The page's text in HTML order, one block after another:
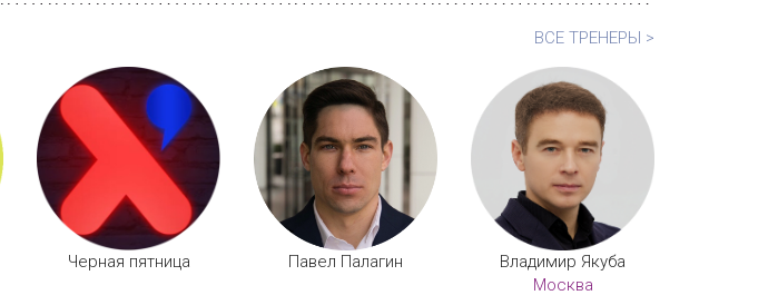
ВСЕ ТРЕНЕРЫ >
Черная пятница Павел Палагин
Владимир Якуба
Москва